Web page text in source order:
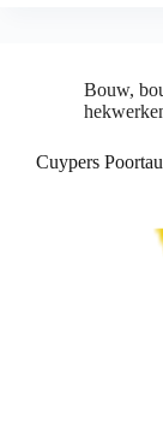
Bouw,
Cuypers